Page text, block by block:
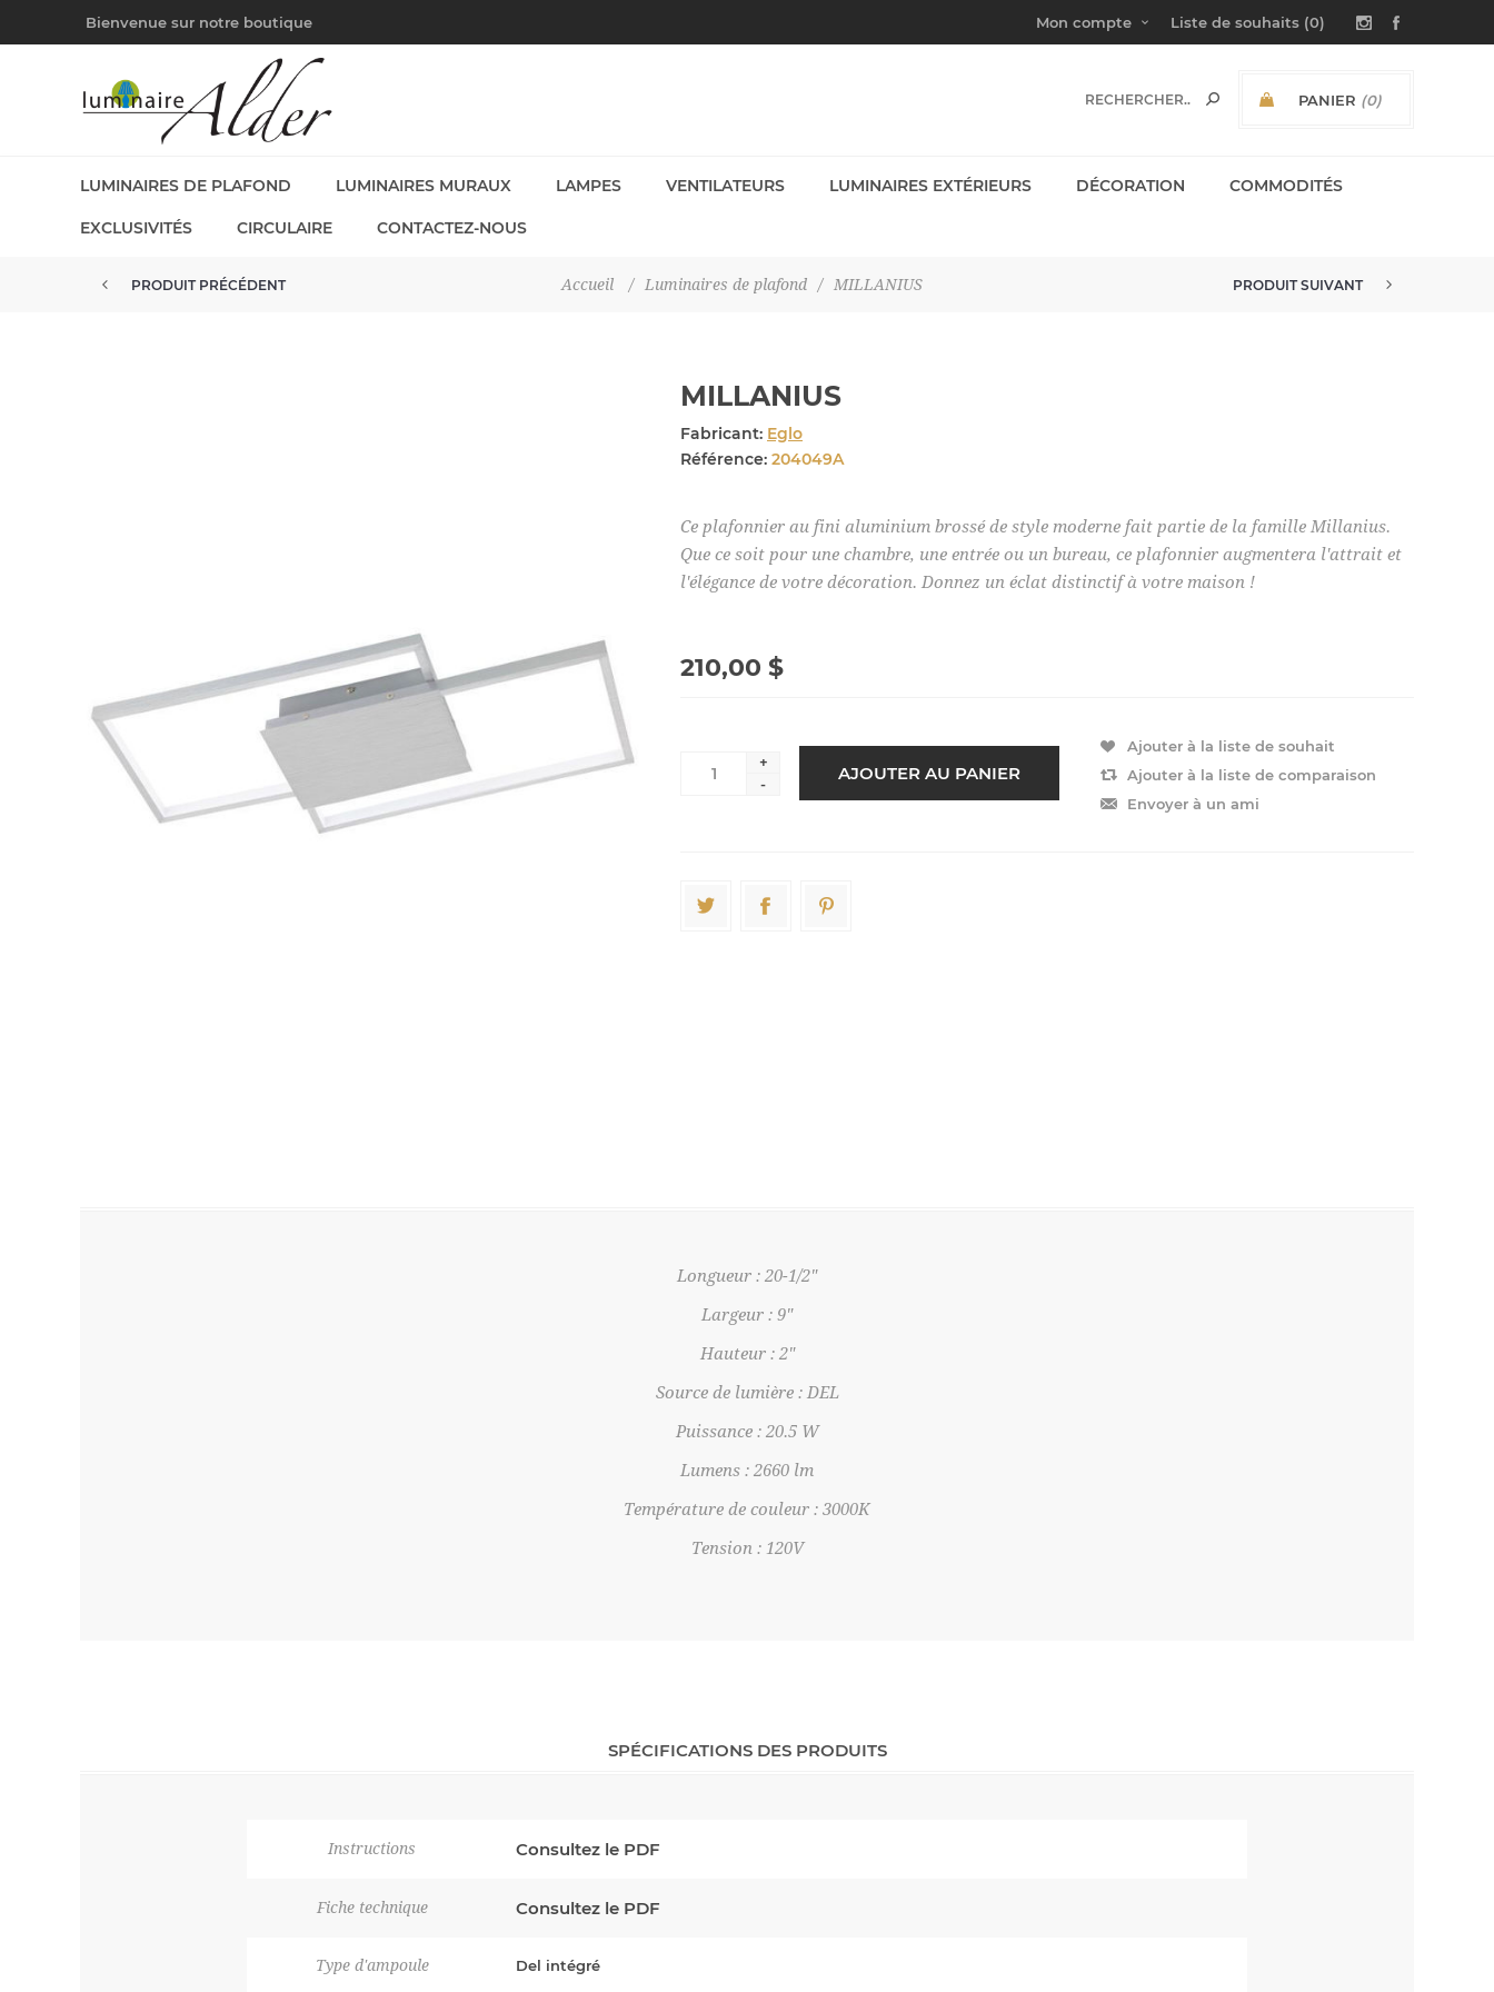
Bienvenue sur notre boutique Mon compte Liste de souhaits (0)
PANIER (0)
LUMINAIRES DE PLAFOND LUMINAIRES MURAUX LAMPES VENTILATEURS LUMINAIRES EXTÉRIEURS DÉCORATION COMMODITÉS
EXCLUSIVITÉS CIRCULAIRE CONTACTEZ-NOUS
Accueil / Luminaires de plafond / MILLANIUS
PRODUIT PRÉCÉDENT PRODUIT SUIVANT
MILLANIUS
Fabricant: Eglo
Référence: 204049A
Ce plafonnier au fini aluminium brossé de style moderne fait partie de la famille Millanius.
Que ce soit pour une chambre, une entrée ou un bureau, ce plafonnier augmentera l'attrait et
l'élégance de votre décoration. Donnez un éclat distinctif à votre maison !
210,00 $
+
-
Longueur : 20-1/2"
Largeur : 9"
Hauteur : 2"
Source de lumière : DEL
Puissance : 20.5 W
Lumens : 2660 lm
Température de couleur : 3000K
Tension : 120V
SPÉCIFICATIONS DES PRODUITS
Instructions Consultez le PDF
Fiche technique Consultez le PDF
Type d'ampoule Del intégré